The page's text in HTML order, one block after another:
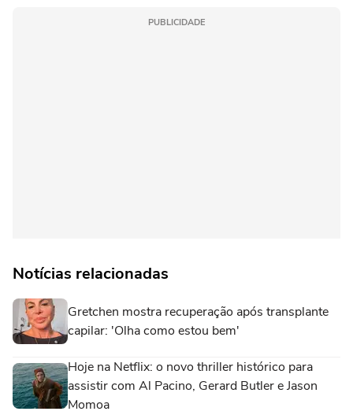
PUBLICIDADE
Notícias relacionadas
Gretchen mostra recuperação após transplante
capilar: 'Olha como estou bem'
Hoje na Netflix: o novo thriller histórico para
assistir com Al Pacino, Gerard Butler e Jason
Momoa